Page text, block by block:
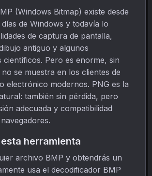
(Windows Bitmap) existe desde
de Windows y todavía lo
de captura de pantalla,
antiguo y algunos
científicos. Pero es enorme, sin
se muestra en los clientes de
electrónico modernos. PNG es la
también sin pérdida, pero
adecuada y compatibilidad
herramienta
archivo BMP y obtendrás un
usa el decodificador BMP